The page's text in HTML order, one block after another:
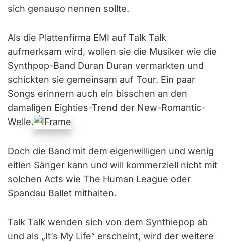
sich genauso nennen sollte.
Als die Plattenfirma EMI auf Talk Talk
aufmerksam wird, wollen sie die Musiker wie die
Synthpop-Band Duran Duran vermarkten und
schickten sie gemeinsam auf Tour. Ein paar
Songs erinnern auch ein bisschen an den
damaligen Eighties-Trend der New-Romantic-
Welle.
Doch die Band mit dem eigenwilligen und wenig
eitlen Sänger kann und will kommerziell nicht mit
solchen Acts wie The Human League oder
Spandau Ballet mithalten.
Talk Talk wenden sich von dem Synthiepop ab
und als „It’s My Life“ erscheint, wird der weitere